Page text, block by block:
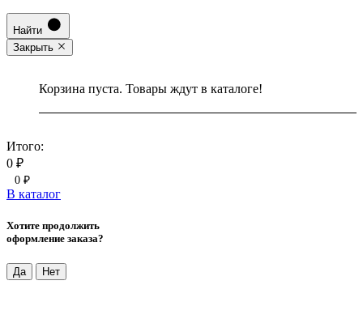
Найти
Закрыть
Корзина пуста. Товары ждут в каталоге!
Итого:
0 ₽
0 ₽
В каталог
Хотите продолжить
оформление заказа?
Да Нет